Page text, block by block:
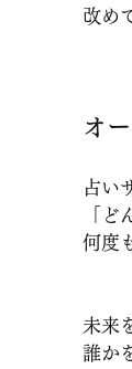
改め
オ
占い
「ど
何度
未来
誰か